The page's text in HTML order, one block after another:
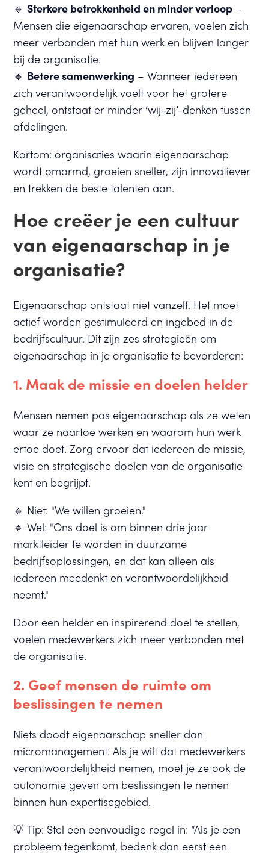
🔹Sterkere betrokkenheid en minder verloop –
Mensen die eigenaarschap ervaren, voelen zich
meer verbonden met hun werk en blijven langer
bij de organisatie.
🔹 Betere samenwerking – Wanneer iedereen
zich verantwoordelijk voelt voor het grotere
geheel, ontstaat er minder ‘wij-zij’-denken tussen
afdelingen.
Kortom: organisaties waarin eigenaarschap
wordt omarmd, groeien sneller, zijn innovatiever
en trekken de beste talenten aan.
Hoe creëer je een cultuur
van eigenaarschap in je
organisatie?
Eigenaarschap ontstaat niet vanzelf. Het moet
actief worden gestimuleerd en ingebed in de
bedrijfscultuur. Dit zijn zes strategieën om
eigenaarschap in je organisatie te bevorderen:
1. Maak de missie en doelen helder
Mensen nemen pas eigenaarschap als ze weten
waar ze naartoe werken en waarom hun werk
ertoe doet. Zorg ervoor dat iedereen de missie,
visie en strategische doelen van de organisatie
kent en begrijpt.
🔹 Niet: "We willen groeien."
🔹 Wel: "Ons doel is om binnen drie jaar
marktleider te worden in duurzame
bedrijfsoplossingen, en dat kan alleen als
iedereen meedenkt en verantwoordelijkheid
neemt."
Door een helder en inspirerend doel te stellen,
voelen medewerkers zich meer verbonden met
de organisatie.
2. Geef mensen de ruimte om
beslissingen te nemen
Niets doodt eigenaarschap sneller dan
micromanagement. Als je wilt dat medewerkers
verantwoordelijkheid nemen, moet je ze ook de
autonomie geven om beslissingen te nemen
binnen hun expertisegebied.
💡 Tip: Stel een eenvoudige regel in: “Als je een
probleem tegenkomt, bedenk dan eerst een